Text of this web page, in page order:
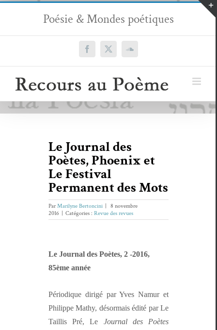
Passer
contenu
Poésie & Mondes poétiques
Facebook
X SoundCloud
Le Journal des
Poètes, Phoenix et
Le Festival
Permanent des Mots
ParMarilyne Bertoncini
8 novembre
2016
Catégories : Revue des revues
Le Jour­nal des Poètes, 2 ‑2016,
85ème année
Péri­odique dirigé par Yves Namur et
Philippe Mathy, désor­mais édité par Le
Tail­lis Pré, Le Jour­nal des Poètes